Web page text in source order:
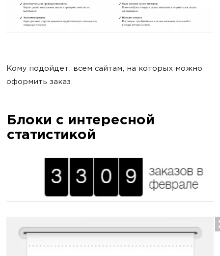
Кому подойдет: всем сайтам, на которых можно
оформить заказ.
Блоки с интересной
статистикой